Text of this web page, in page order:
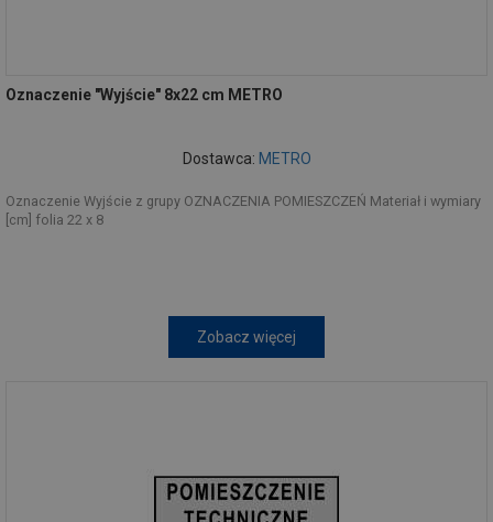
Oznaczenie "Wyjście" 8x22 cm METRO
Dostawca: METRO
Oznaczenie Wyjście z grupy OZNACZENIA POMIESZCZEŃ Materiał i wymiary
[cm] folia 22 x 8
Zobacz więcej